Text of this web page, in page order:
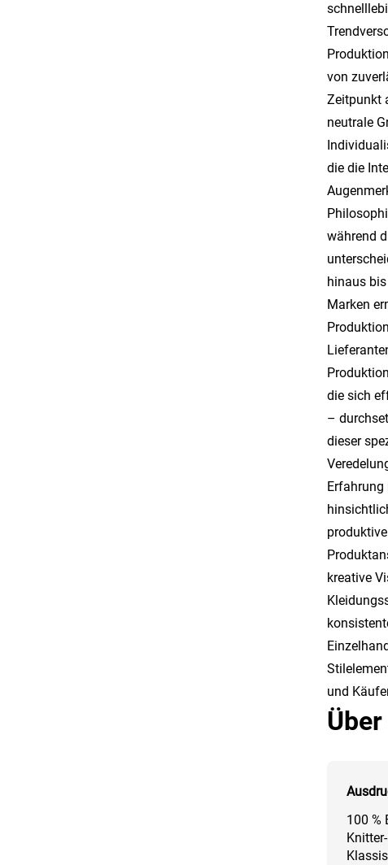
von
Zeitpunkt
neutrale
die die
während
hinaus
Marken
die sich
–
dieser
kreative
und
100 %